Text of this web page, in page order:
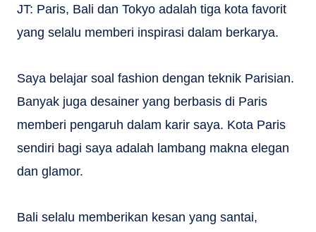
JT: Paris, Bali dan Tokyo adalah tiga kota favorit
yang selalu memberi inspirasi dalam berkarya.
Saya belajar soal fashion dengan teknik Parisian.
Banyak juga desainer yang berbasis di Paris
memberi pengaruh dalam karir saya. Kota Paris
sendiri bagi saya adalah lambang makna elegan
dan glamor.
Bali selalu memberikan kesan yang santai,